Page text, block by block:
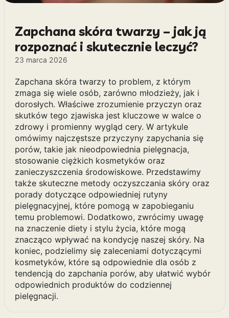
Zapchana skóra twarzy – jak ją
rozpoznać i skutecznie leczyć?
23 marca 2026
Zapchana skóra twarzy to problem, z którym
zmaga się wiele osób, zarówno młodzieży, jak i
dorosłych. Właściwe zrozumienie przyczyn oraz
skutków tego zjawiska jest kluczowe w walce o
zdrowy i promienny wygląd cery. W artykule
omówimy najczęstsze przyczyny zapychania się
porów, takie jak nieodpowiednia pielęgnacja,
stosowanie ciężkich kosmetyków oraz
zanieczyszczenia środowiskowe. Przedstawimy
także skuteczne metody oczyszczania skóry oraz
porady dotyczące odpowiedniej rutyny
pielęgnacyjnej, które pomogą w zapobieganiu
temu problemowi. Dodatkowo, zwrócimy uwagę
na znaczenie diety i stylu życia, które mogą
znacząco wpływać na kondycję naszej skóry. Na
koniec, podzielimy się zaleceniami dotyczącymi
kosmetyków, które są odpowiednie dla osób z
tendencją do zapchania porów, aby ułatwić wybór
odpowiednich produktów do codziennej
pielęgnacji.